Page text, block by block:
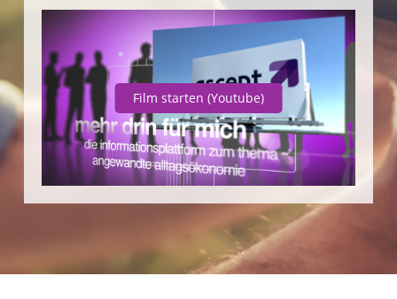
SparpotenzialCheck Vortrag finden
Film starten (Youtube)